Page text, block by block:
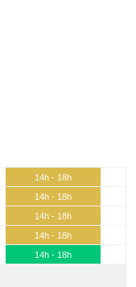
14h - 18h
14h - 18h
14h - 18h
14h - 18h
14h - 18h